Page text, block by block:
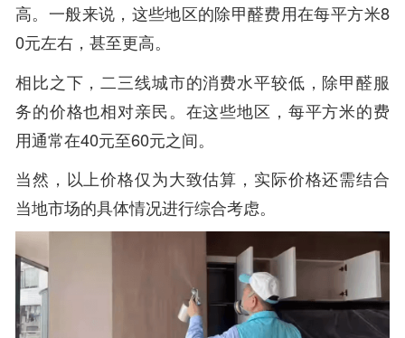
高。一般来说，这些地区的除甲醛费用在每平方米8
0元左右，甚至更高。
相比之下，二三线城市的消费水平较低，除甲醛服
务的价格也相对亲民。在这些地区，每平方米的费
用通常在40元至60元之间。
当然，以上价格仅为大致估算，实际价格还需结合
当地市场的具体情况进行综合考虑。